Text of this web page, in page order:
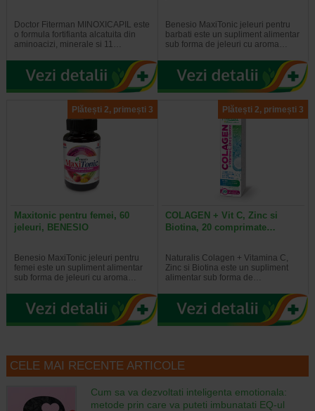
Doctor Fiterman MINOXICAPIL este
o formula fortifianta alcatuita din
aminoacizi, minerale si 11…
Benesio MaxiTonic jeleuri pentru
barbati este un supliment alimentar
sub forma de jeleuri cu aroma…
Plătești 2, primești 3
Maxitonic pentru femei, 60
jeleuri, BENESIO
Benesio MaxiTonic jeleuri pentru
femei este un supliment alimentar
sub forma de jeleuri cu aroma…
Plătești 2, primești 3
COLAGEN + Vit C, Zinc si
Biotina, 20 comprimate…
Naturalis Colagen + Vitamina C,
Zinc si Biotina este un supliment
alimentar sub forma de…
CELE MAI RECENTE ARTICOLE
Cum sa va dezvoltati inteligenta emotionala:
metode prin care va puteti imbunatati EQ-ul